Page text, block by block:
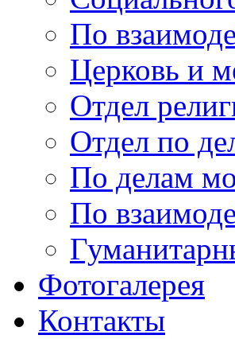
По
Церковь и
Отдел
Отдел по
По делам
По
Фотогалерея
Контакты